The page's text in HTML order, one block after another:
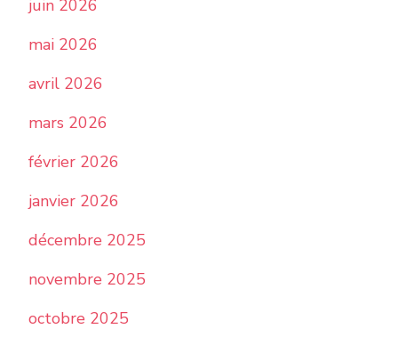
juin 2026
mai 2026
avril 2026
mars 2026
février 2026
janvier 2026
décembre 2025
novembre 2025
octobre 2025